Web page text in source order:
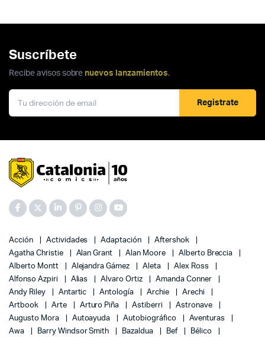
Suscríbete
Recibe avisos sobre nuevos lanzamientos.
Registrate
Acción Actividades Adaptación
Aftershok
Agatha Christie
Alan Grant Alan Moore
Alberto Breccia
Alberto Montt
Alejandra Gámez Aleta
Alex Ross
Alfonso Azpiri
Alias Alvaro Ortiz
Amanda Conner
Andy Riley
Antartic Antología Archie
Arechi
Artbook
Arte Arturo Piña Astiberri
Astronave
Augusto Mora
Autoayuda Autobiográfico
Aventuras
Awa
Barry Windsor Smith Bazaldua Bef
Bélico